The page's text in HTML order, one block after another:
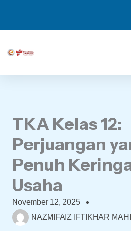
TKA Kelas 12:
Perjuangan
Penuh
Usaha
November 12, 2025
NAZMIFAIZ IFTIKHAR